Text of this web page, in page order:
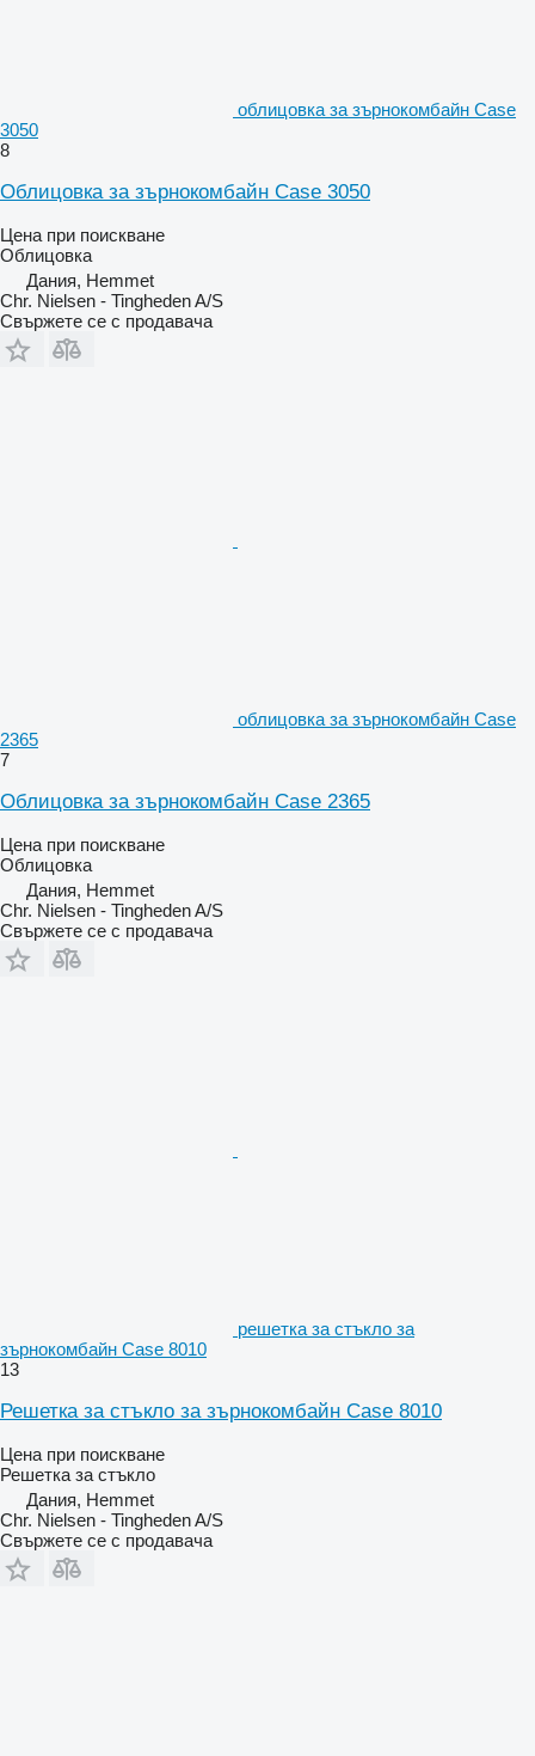
облицовка за зърнокомбайн Case
3050
8
Облицовка за зърнокомбайн Case 3050
Цена при поискване
Облицовка
Дания, Hemmet
Chr. Nielsen - Tingheden A/S
Свържете се с продавача
облицовка за зърнокомбайн Case
2365
7
Облицовка за зърнокомбайн Case 2365
Цена при поискване
Облицовка
Дания, Hemmet
Chr. Nielsen - Tingheden A/S
Свържете се с продавача
решетка за стъкло за
зърнокомбайн Case 8010
13
Решетка за стъкло за зърнокомбайн Case 8010
Цена при поискване
Решетка за стъкло
Дания, Hemmet
Chr. Nielsen - Tingheden A/S
Свържете се с продавача